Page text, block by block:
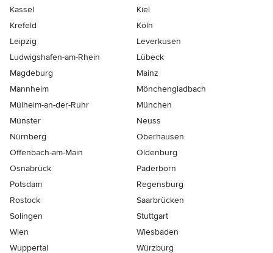
Kassel
Kiel
Krefeld
Köln
Leipzig
Leverkusen
Ludwigshafen-am-Rhein
Lübeck
Magdeburg
Mainz
Mannheim
Mönchen­gladbach
Mülheim-an-der-Ruhr
München
Münster
Neuss
Nürnberg
Oberhausen
Offenbach-am-Main
Oldenburg
Osnabrück
Paderborn
Potsdam
Regensburg
Rostock
Saarbrücken
Solingen
Stuttgart
Wien
Wiesbaden
Wuppertal
Würzburg